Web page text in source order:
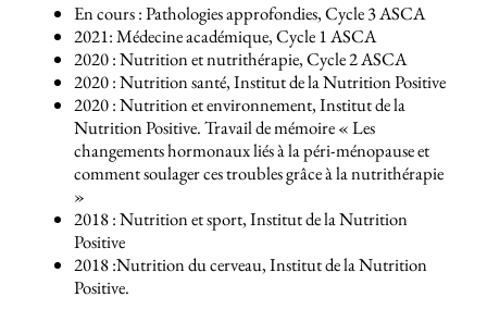
En cours : Pathologies approfondies, Cycle 3 ASCA
2021: Médecine académique, Cycle 1 ASCA
2020 : Nutrition et nutrithérapie, Cycle 2 ASCA
2020 : Nutrition santé, Institut de la Nutrition Positive
2020 : Nutrition et environnement, Institut de la
Nutrition Positive. Travail de mémoire « Les
changements hormonaux liés à la péri-ménopause et
comment soulager ces troubles grâce à la nutrithérapie
»
2018 : Nutrition et sport, Institut de la Nutrition
Positive
2018 :Nutrition du cerveau, Institut de la Nutrition
Positive.